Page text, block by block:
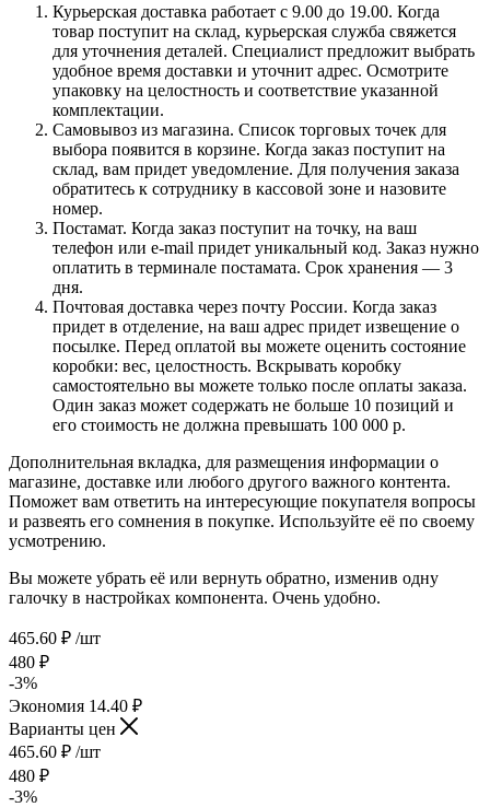
Курьерская доставка работает с 9.00 до 19.00. Когда
товар поступит на склад, курьерская служба свяжется
для уточнения деталей. Специалист предложит выбрать
удобное время доставки и уточнит адрес. Осмотрите
упаковку на целостность и соответствие указанной
комплектации.
Самовывоз из магазина. Список торговых точек для
выбора появится в корзине. Когда заказ поступит на
склад, вам придет уведомление. Для получения заказа
обратитесь к сотруднику в кассовой зоне и назовите
номер.
Постамат. Когда заказ поступит на точку, на ваш
телефон или e-mail придет уникальный код. Заказ нужно
оплатить в терминале постамата. Срок хранения — 3
дня.
Почтовая доставка через почту России. Когда заказ
придет в отделение, на ваш адрес придет извещение о
посылке. Перед оплатой вы можете оценить состояние
коробки: вес, целостность. Вскрывать коробку
самостоятельно вы можете только после оплаты заказа.
Один заказ может содержать не больше 10 позиций и
его стоимость не должна превышать 100 000 р.
Дополнительная вкладка, для размещения информации о
магазине, доставке или любого другого важного контента.
Поможет вам ответить на интересующие покупателя вопросы
и развеять его сомнения в покупке. Используйте её по своему
усмотрению.
Вы можете убрать её или вернуть обратно, изменив одну
галочку в настройках компонента. Очень удобно.
465.60 ₽ /шт
480 ₽
-3%
Экономия 14.40 ₽
Варианты цен
465.60 ₽ /шт
480 ₽
-3%